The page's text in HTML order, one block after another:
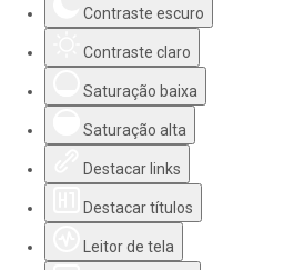
Contraste escuro
Contraste claro
Saturação baixa
Saturação alta
Destacar links
Destacar títulos
Leitor de tela